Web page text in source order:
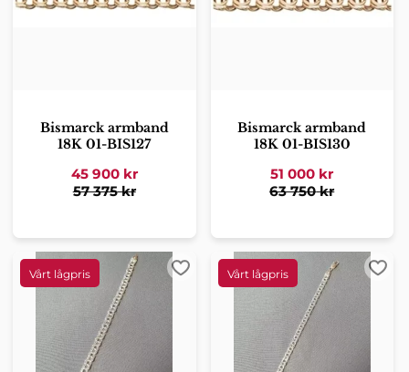
Bismarck armband
18K 01-BIS127
45 900kr
57 375kr
Bismarck armband
18K 01-BIS130
51 000 kr
63 750kr
Lägg till i favoriter